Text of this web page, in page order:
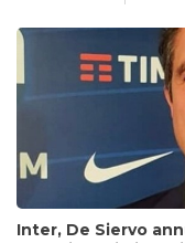
Inter, De Siervo